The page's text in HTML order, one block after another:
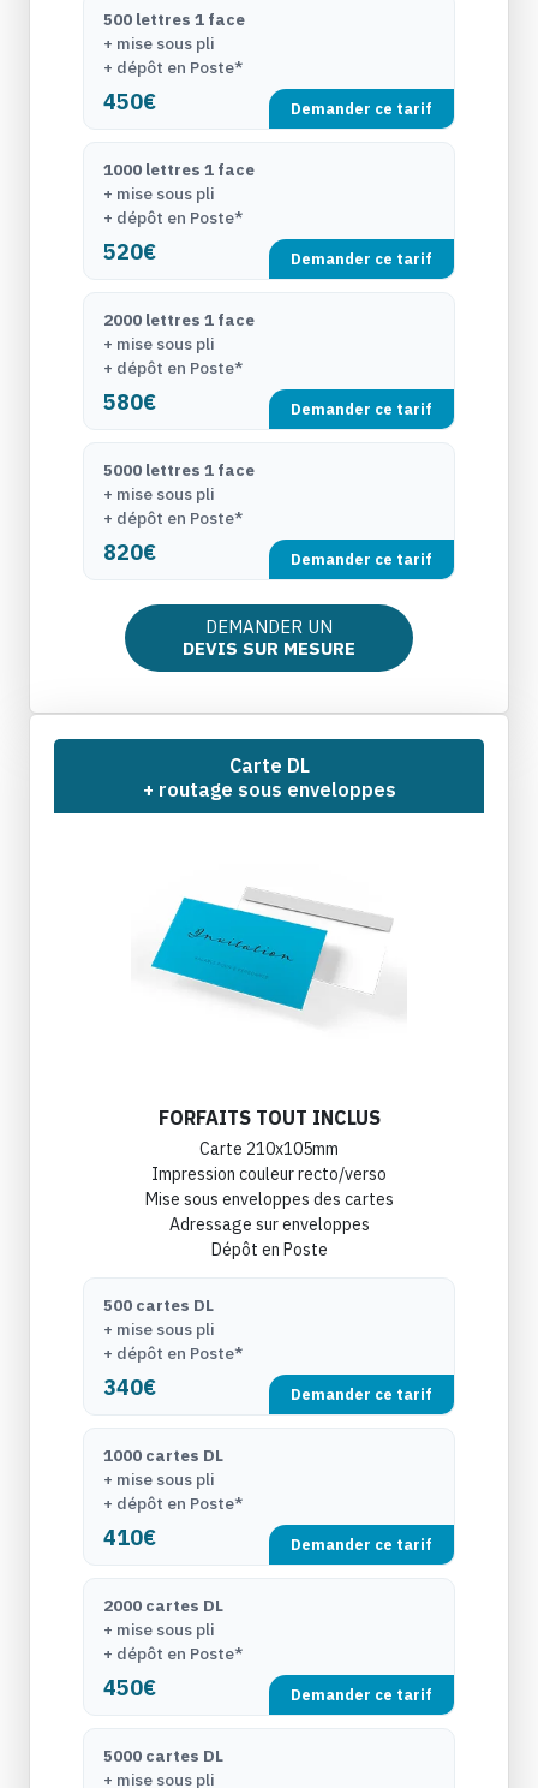
450€
500 lettres 1 face
+ mise sous pli
+ dépôt en Poste*
Demander ce tarif
520€
1000 lettres 1 face
+ mise sous pli
+ dépôt en Poste*
Demander ce tarif
580€
2000 lettres 1 face
+ mise sous pli
+ dépôt en Poste*
Demander ce tarif
820€
5000 lettres 1 face
+ mise sous pli
+ dépôt en Poste*
Demander ce tarif
DEMANDER UN
DEVIS SUR MESURE
Carte DL
+ routage sous enveloppes
FORFAITS TOUT INCLUS
Carte 210x105mm
Impression couleur recto/verso
Mise sous enveloppes des cartes
Adressage sur enveloppes
Dépôt en Poste
340€
500 cartes DL
+ mise sous pli
+ dépôt en Poste*
Demander ce tarif
410€
1000 cartes DL
+ mise sous pli
+ dépôt en Poste*
Demander ce tarif
450€
2000 cartes DL
+ mise sous pli
+ dépôt en Poste*
Demander ce tarif
5000 cartes DL
+ mise sous pli